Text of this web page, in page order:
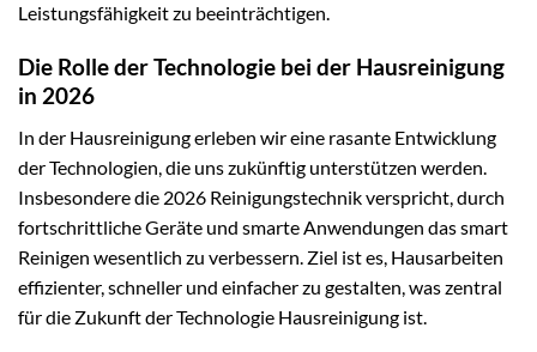
Leistungsfähigkeit zu beeinträchtigen.
Die Rolle der Technologie bei der Hausreinigung
in 2026
In der Hausreinigung erleben wir eine rasante Entwicklung
der Technologien, die uns zukünftig unterstützen werden.
Insbesondere die 2026 Reinigungstechnik verspricht, durch
fortschrittliche Geräte und smarte Anwendungen das smart
Reinigen wesentlich zu verbessern. Ziel ist es, Hausarbeiten
effizienter, schneller und einfacher zu gestalten, was zentral
für die Zukunft der Technologie Hausreinigung ist.